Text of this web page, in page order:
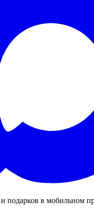
подарков в мобильном